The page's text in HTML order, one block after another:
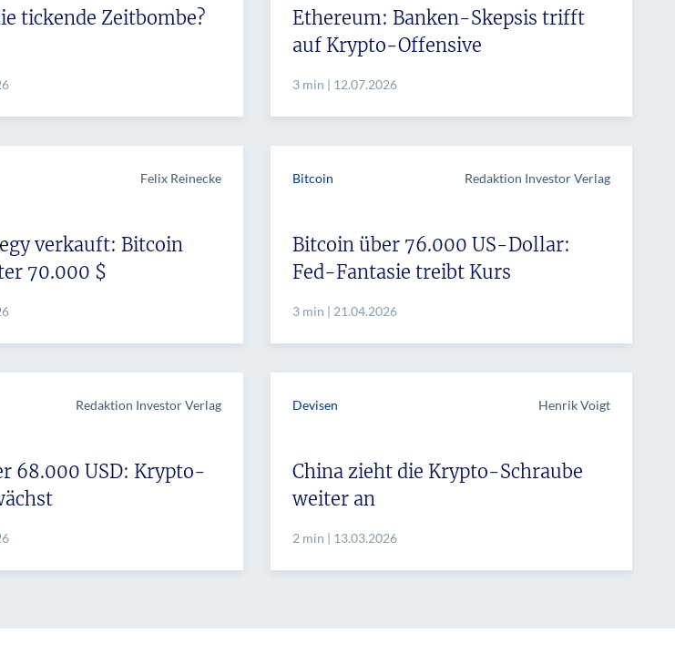
tickende Zeitbombe?
Ethereum: Banken-Skepsis trifft
auf Krypto-Offensive
3 min | 12.07.2026
Felix Reinecke
verkauft: Bitcoin
70.000 $
Bitcoin Redaktion Investor Verlag
Bitcoin über 76.000 US-Dollar:
Fed-Fantasie treibt Kurs
3 min | 21.04.2026
Redaktion Investor Verlag
68.000 USD: Krypto-
Devisen Henrik Voigt
China zieht die Krypto-Schraube
weiter an
2 min | 13.03.2026